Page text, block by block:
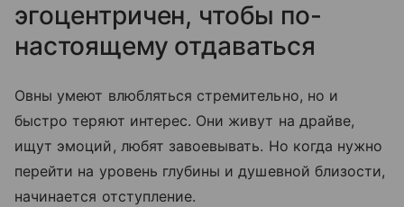
эгоцентричен, чтобы по-
настоящему отдаваться
Овны умеют влюбляться стремительно, но и
быстро теряют интерес. Они живут на драйве,
ищут эмоций, любят завоевывать. Но когда нужно
перейти на уровень глубины и душевной близости,
начинается отступление.